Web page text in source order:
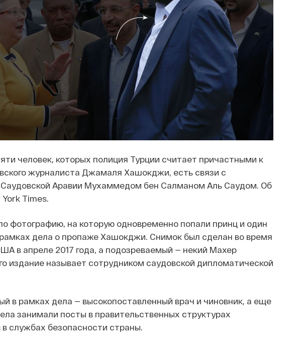
человек, которых полиция Турции считает причастными к
журналиста Джамаля Хашокджи, есть связи с
Аравии Мухаммедом бен Салманом Аль Саудом. Об
Times.
фотографию, на которую одновременно попали принц и один
дела о пропаже Хашокджи. Снимок был сделан во время
в апреле 2017 года, а подозреваемый — некий Махер
издание называет сотрудником саудовской дипломатической
в рамках дела — высокопоставленный врач и чиновник, а еще
занимали посты в правительственных структурах
службах безопасности страны.